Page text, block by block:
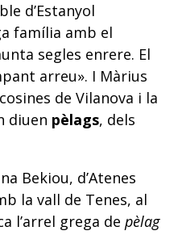
d’Estanyol
família amb el
segles enrere. El
arreu». I Màrius
de Vilanova i la
diuen pèlags, dels
Bekiou, d’Atenes
la vall de Tenes, al
l’arrel grega de pèlag